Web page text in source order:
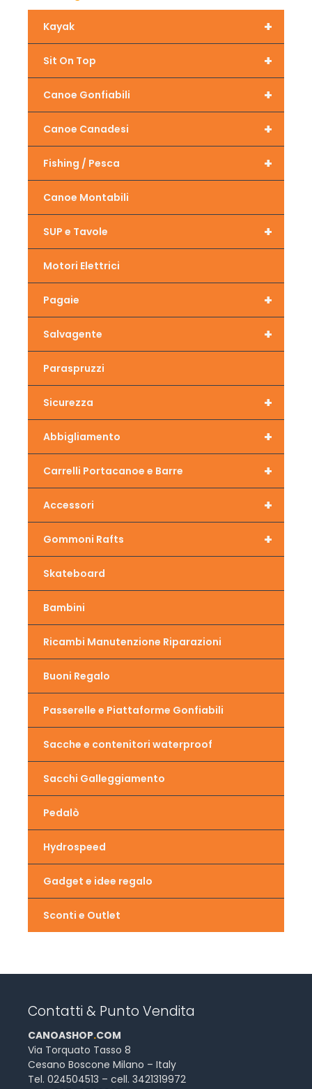
+
Kayak
+
Sit On Top
+
Canoe Gonfiabili
+
Canoe Canadesi
+
Fishing / Pesca
Canoe Montabili
+
SUP e Tavole
Motori Elettrici
+
Pagaie
+
Salvagente
Paraspruzzi
+
Sicurezza
+
Abbigliamento
+
Carrelli Portacanoe e Barre
+
Accessori
+
Gommoni Rafts
Skateboard
Bambini
Ricambi Manutenzione Riparazioni
Buoni Regalo
Passerelle e Piattaforme Gonfiabili
Sacche e contenitori waterproof
Sacchi Galleggiamento
Pedalò
Hydrospeed
Gadget e idee regalo
Sconti e Outlet
Contatti & Punto Vendita
CANOASHOP.COM
Via Torquato Tasso 8
Cesano Boscone Milano – Italy
Tel. 024504513 – cell. 3421319972